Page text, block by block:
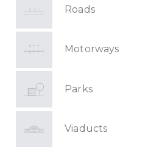
Roads
Motorways
Parks
Viaducts